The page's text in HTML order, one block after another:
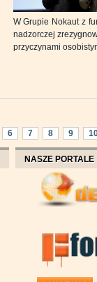
W Grupie Nokaut z
nadzorczej
przyczynami
6 7 8 9
NASZE PORTALE